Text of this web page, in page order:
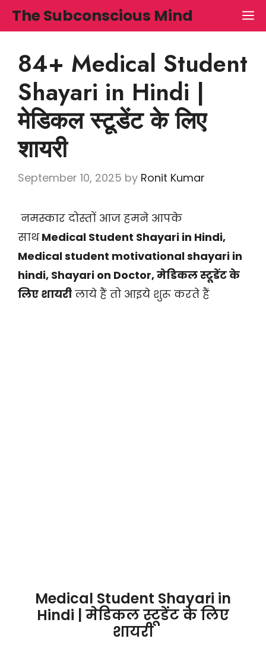
Skip
to
The Subconscious Mind
84+ Medical Student
Shayari in Hindi |
मेडिकल स्टूडेंट के लिए
शायरी
September 10, 2025 by Ronit Kumar
नमस्कार दोस्तों आज हमने आपके
साथMedical Student Shayari in Hindi,
Medical student motivational shayari in
hindi, Shayari on Doctor, मेडिकल स्टूडेंट के
लिए शायरी लाये हैं तो आइये शुरू करते हैं
Medical Student Shayari in
Hindi | मेडिकल स्टूडेंट के लिए
शायरी